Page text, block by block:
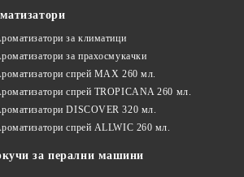
за климатици
за прахосмукачки
спрей MAX 260 мл.
спрей TROPICANA 260 мл.
DISCOVER 320 мл.
спрей ALLWIC 260 мл.
за перални машини